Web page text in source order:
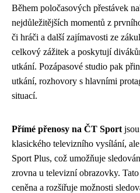
Během poločasových přestávek
nejdůležitějších momentů z
či hráči a další zajímavosti ze
celkový zážitek a poskytují
utkání. Pozápasové studio pak
utkání, rozhovory s hlavními
situací.
Přímé přenosy na ČT Sport
klasického televizního vysílání,
Sport Plus, což umožňuje
zrovna u televizní obrazovky.
ceněna a rozšiřuje možnosti